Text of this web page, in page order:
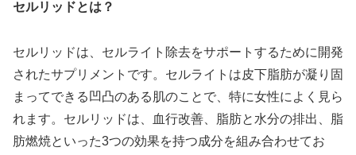
セルリッドとは？
セルリッドは、セルライト除去をサポートするために開発
されたサプリメントです。セルライトは皮下脂肪が凝り固
まってできる凹凸のある肌のことで、特に女性によく見ら
れます。セルリッドは、血行改善、脂肪と水分の排出、脂
肪燃焼といった3つの効果を持つ成分を組み合わせてお